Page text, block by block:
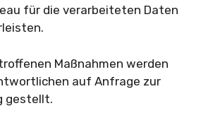
für die verarbeiteten Daten
Maßnahmen werden
auf Anfrage zur
gestellt.